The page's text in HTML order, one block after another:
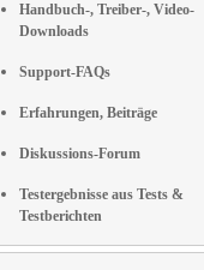
Handbuch-, Treiber-, Video-
Downloads
Support-FAQs
Erfahrungen, Beiträge
Diskussions-Forum
Testergebnisse aus Tests &
Testberichten